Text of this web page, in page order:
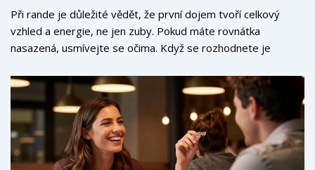
Při rande je důležité vědět, že první dojem tvoří celkový
vzhled a energie, ne jen zuby. Pokud máte rovnátka
nasazená, usmívejte se očima. Když se rozhodnete je
neklaďte na ubrus nebo do dlaně - hrozí ztráta nebo
poškození.